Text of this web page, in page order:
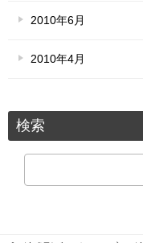
2010年6月
2010年4月
検索